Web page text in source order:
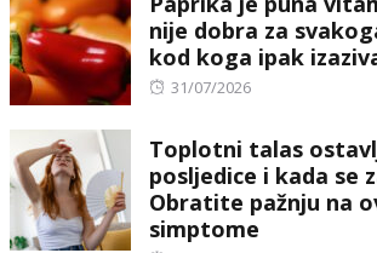
nije dobra za
kod koga ipak
Posted
31/07/2026
Toplotni talas
posljedice i kada se
Obratite pažnju na
simptome